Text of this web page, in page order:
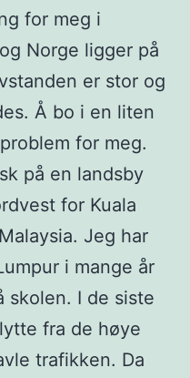
for meg i
Norge ligger på
er stor og
Å bo i en liten
for meg.
på en landsby
for Kuala
Jeg har
i mange år
skolen. I de siste
fra de høye
trafikken. Da